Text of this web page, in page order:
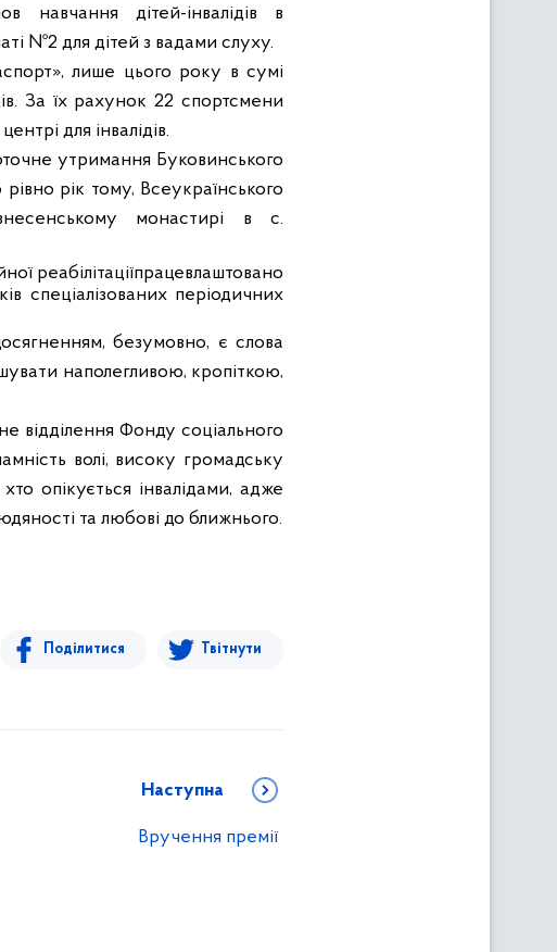
навчання дітей-інвалідів в
№2 для дітей з вадами слуху.
лише цього року в сумі
За їх рахунок 22 спортсмени
для інвалідів.
утримання Буковинського
рівно рік тому, Всеукраїнського
монастирі в с.
реабілітаціїпрацевлаштовано
спеціалізованих періодичних
безумовно, є слова
наполегливою, кропіткою,
відділення Фонду соціального
волі, високу громадську
опікується інвалідами, адже
та любові до ближнього.
Поділитися Твітнути
Наступна
Вручення премії